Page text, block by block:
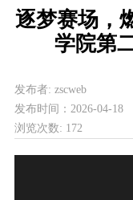
逐梦赛场，
学院第
发布者: zscweb
发布时间： 2026-04-18
浏览次数: 172